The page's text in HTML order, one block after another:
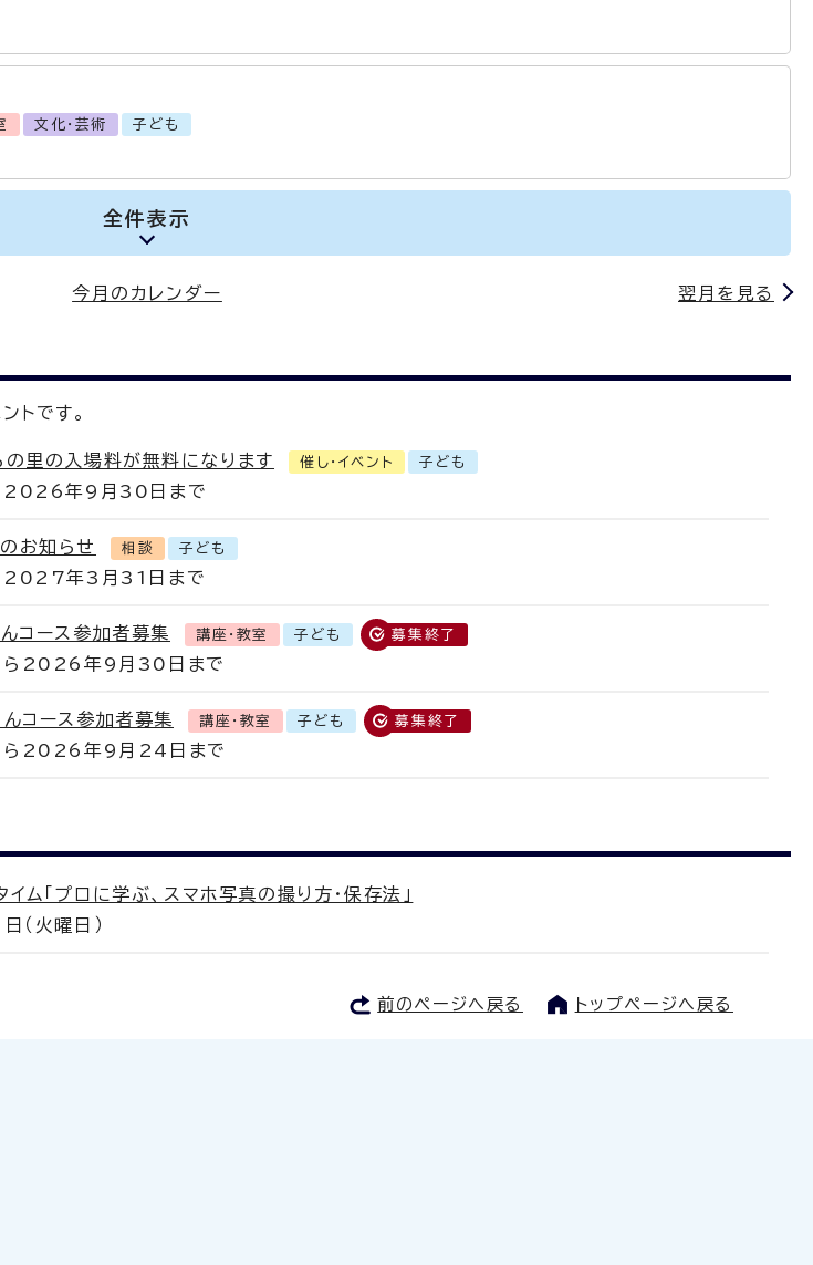
文化・芸術 子ども
全件表示
今月のカレンダー 翌月を見る
トです。
の里の入場料が無料になります 催し・イベント 子ども
年9月30日まで
お知らせ 相談 子ども
年3月31日まで
コース参加者募集 講座・教室 子ども 募集終了
2026年9月30日まで
んコース参加者募集 講座・教室 子ども 募集終了
2026年9月24日まで
ム「プロに学ぶ、スマホ写真の撮り方・保存法」
火曜日）
前のページへ戻る トップページへ戻る